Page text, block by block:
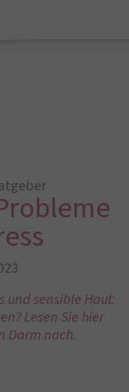
und sensible Haut:
Lesen Sie hier
Darm nach.